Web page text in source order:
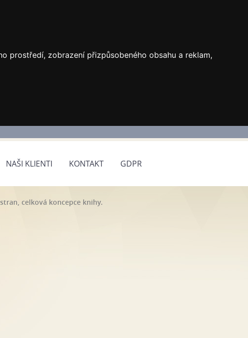
prostředí, zobrazení přizpůsobeného obsahu a reklam,
NAŠI KLIENTI KONTAKT GDPR
celková koncepce knihy.